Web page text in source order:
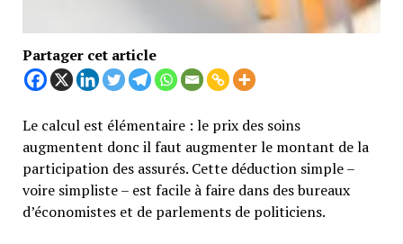
Partager cet article
Le calcul est élémentaire : le prix des soins
augmentent donc il faut augmenter le montant de la
participation des assurés. Cette déduction simple –
voire simpliste – est facile à faire dans des bureaux
d’économistes et de parlements de politiciens.